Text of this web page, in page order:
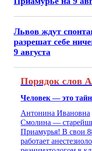
Львов ждут
разрешат себе
9 августа
Порядок слов
Человек — это
Антонина Ивановна
Смолина —
Приамурья! В свои
работает